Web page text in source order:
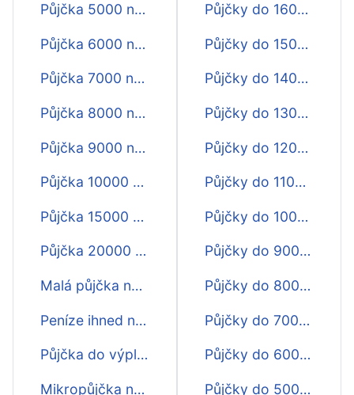
Půjčka 5000 na 30 dnů
Půjčka 6000 na 30 dní
Půjčka 7000 na 30 dnů
Půjčka 8000 na 30 dní
Půjčka 9000 na 30 dnů
Půjčka 10000 na 30 dní
Půjčka 15000 na 30 dnů
Půjčka 20000 na 30 dnů
Malá půjčka na 30 dní
Peníze ihned na účet na 30 dnů
Půjčka do výplaty na 30 dní
Mikropůjčka na 30 dnů
Půjčky do 16000 Kč na 30 dní
Půjčky do 15000 Kč na 30 dní
Půjčky do 14000 Kč na 30 dní
Půjčky do 13000 Kč na 30 dní
Půjčky do 12000 Kč na 30 dní
Půjčky do 11000 Kč na 30 dní
Půjčky do 10000 Kč na 30 dní
Půjčky do 9000 Kč na 30 dní
Půjčky do 8000 Kč na 30 dní
Půjčky do 7000 Kč na 30 dní
Půjčky do 6000 Kč na 30 dní
Půjčky do 5000 Kč na 30 dní